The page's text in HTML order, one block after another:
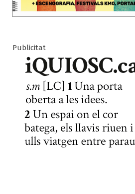
Publicitat